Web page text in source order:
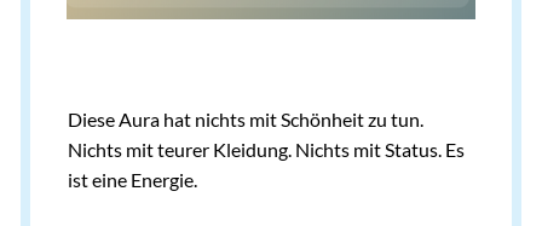
Diese Aura hat nichts mit Schönheit zu tun.
Nichts mit teurer Kleidung. Nichts mit Status. Es
ist eine Energie.